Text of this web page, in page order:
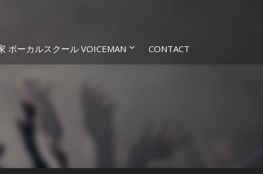
ボーカルスクール VOICEMAN CONTACT